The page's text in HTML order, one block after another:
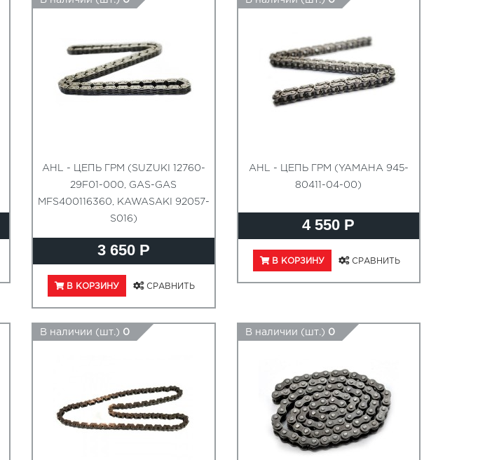
AHL - ЦЕПЬ ГРМ (SUZUKI 12760-
29F01-000, GAS-GAS
MFS400116360, KAWASAKI 92057-
S016)
3 650 Р
В КОРЗИНУ СРАВНИТЬ
AHL - ЦЕПЬ ГРМ (YAMAHA 945-
80411-04-00)
4 550 Р
В КОРЗИНУ СРАВНИТЬ
В наличии (шт.) 0 В наличии (шт.) 0